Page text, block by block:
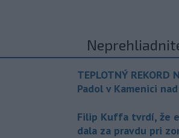
TEPLOTNÝ REKORD
Padol v Kamenici
Filip Kuffa tvrdí, že
dala za pravdu pri